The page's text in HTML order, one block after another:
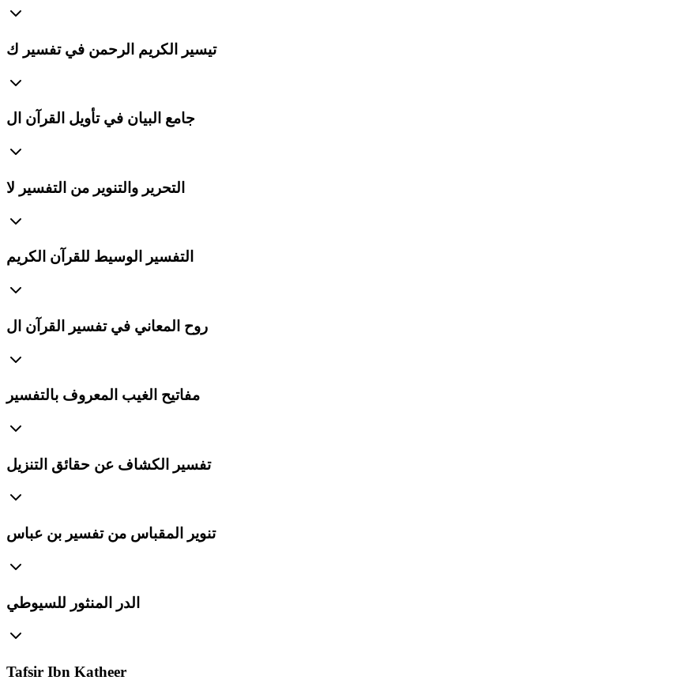
تيسير الكريم الرحمن في تفسير ك
جامع البيان في تأويل القرآن ال
التحرير والتنوير من التفسير لا
التفسير الوسيط للقرآن الكريم
روح المعاني في تفسير القرآن ال
مفاتيح الغيب المعروف بالتفسير
تفسير الكشاف عن حقائق التنزيل
تنوير المقباس من تفسير بن عباس
الدر المنثور للسيوطي
Tafsir Ibn Katheer